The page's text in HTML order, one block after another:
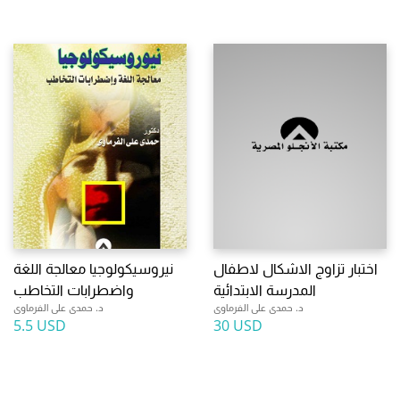
نيروسيكولوجيا معالجة اللغة
واضطرابات التخاطب
د. حمدى على الفرماوى
5.5 USD
اختبار تزاوج الاشكال لاطفال
المدرسة الابتدائية
د. حمدى على الفرماوى
30 USD